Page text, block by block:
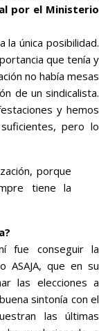
por el Ministerio
la única posibilidad.
que tenía y
no había mesas
de un sindicalista.
y hemos
pero lo
porque
tiene la
fue conseguir la
ASAJA, que en su
las elecciones a
sintonía con el
las últimas